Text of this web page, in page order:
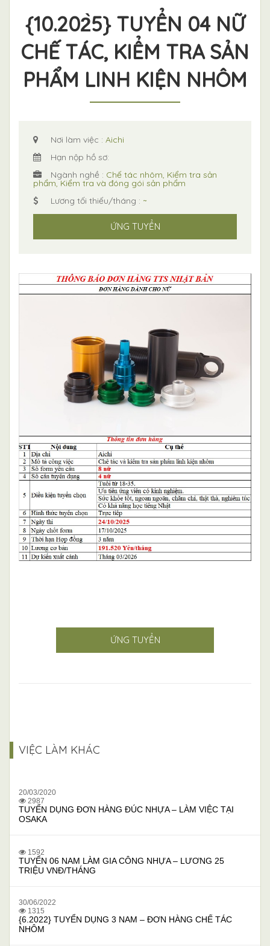
{10.202̀5} TUYỂN 04 NỮ
CHẾ TÁC, KIỂM TRA SẢN
PHẨM LINH KIỆN NHÔM
Nơi làm việc : Aichi
Hạn nộp hồ sơ:
Ngành nghề : Chế tác nhôm, Kiểm tra sản
phẩm, Kiểm tra và đóng gói sản phẩm
Lương tối thiếu/tháng : ~
ỨNG TUYỂN
ỨNG TUYỂN
VIỆC LÀM KHÁC
20/03/2020
2987
TUYỂN DỤNG ĐƠN HÀNG ĐÚC NHỰA – LÀM VIỆC TẠI
OSAKA
1592
TUYỂN 06 NAM LÀM GIA CÔNG NHỰA – LƯƠNG 25
TRIỆU VNĐ/THÁNG
30/06/2022
1315
{6.2022} TUYỂN DỤNG 3 NAM – ĐƠN HÀNG CHẾ TÁC
NHÔM